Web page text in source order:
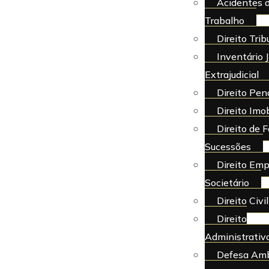
Acidentes
Trabalho
Direito
Inventário
Extrajudicial
Direito
Direito
Direito de
Sucessões
Direito
Societário
Direito Civil
Direito
Defesa